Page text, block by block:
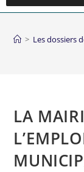
> Les dossiers
LA